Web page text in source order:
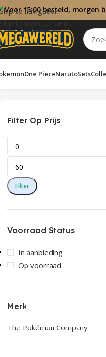
Skip to navigation
Skip to main content
Voor 15:00 besteld, morgen
One PieceNarutoSets
Filter Op Prijs
Filter
Voorraad Status
In aanbieding
Op voorraad
Merk
The Pokémon Company